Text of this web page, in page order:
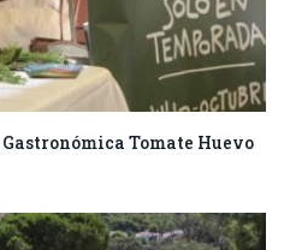
Tomate Huevo